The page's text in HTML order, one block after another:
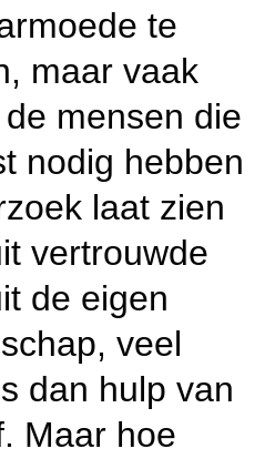
te
maar vaak
mensen die
nodig hebben
laat zien
vertrouwde
de eigen
veel
dan hulp van
Maar hoe